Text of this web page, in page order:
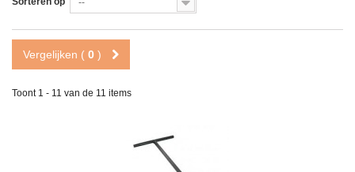
--
Vergelijken ( 0 )
Toont 1 - 11 van de 11 items